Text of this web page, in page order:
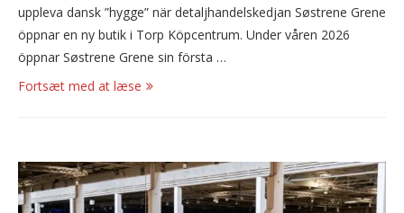
uppleva dansk ”hygge” när detaljhandelskedjan Søstrene Grene
öppnar en ny butik i Torp Köpcentrum. Under våren 2026
öppnar Søstrene Grene sin första …
Fortsæt med at læse